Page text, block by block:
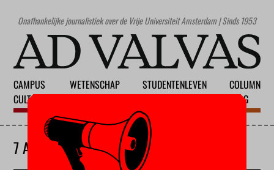
Onafhankelijke journalistiek over de Vrije Universiteit Amsterdam | Sinds 1953
CAMPUS
CULTUUR
WETENSCHAP
STUDENTENLEVEN
COLUMN
BLOG
7 AUGUSTUS 2026